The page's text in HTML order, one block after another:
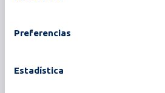
Preferencias
Estadística
Edwin Bolwerk, nuevo Director